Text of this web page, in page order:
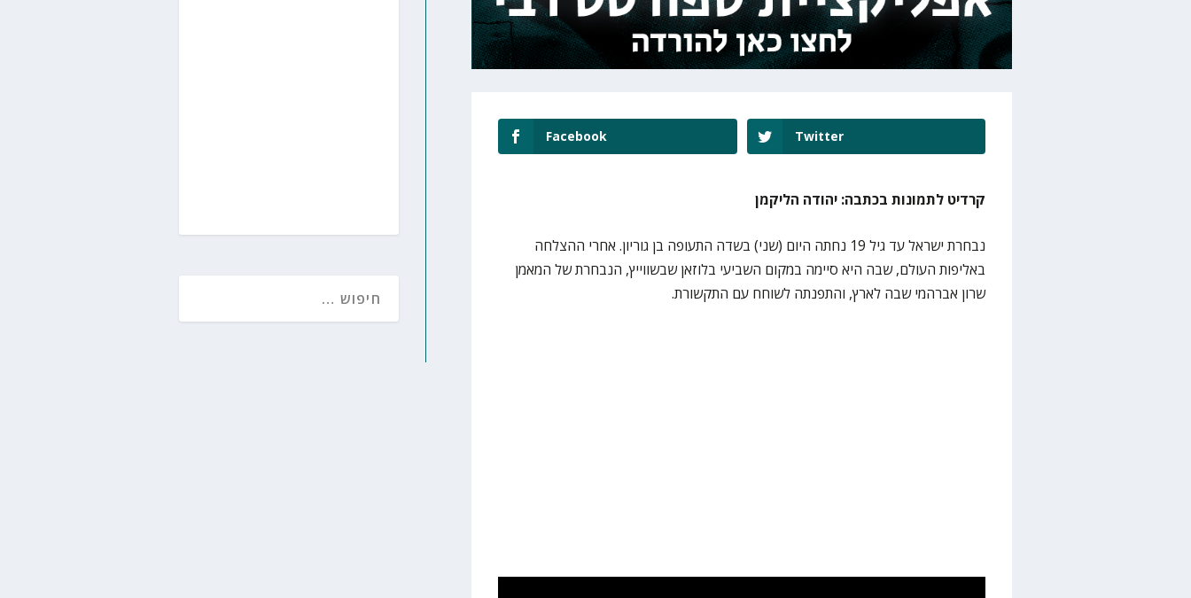
Facebook Twitter
קרדיט לתמונות בכתבה: יהודה הליקמן
נבחרת ישראל עד גיל 19 נחתה היום (שני) בשדה התעופה בן גוריון. אחרי ההצלחה
באליפות העולם, שבה היא סיימה במקום השביעי בלוזאן שבשווייץ, הנבחרת של המאמן
שרון אברהמי שבה לארץ, והתפנתה לשוחח עם התקשורת.